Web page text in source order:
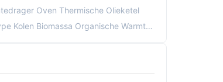
Oven Thermische Olieketel
Biomassa Organische Warmtedrager Oven